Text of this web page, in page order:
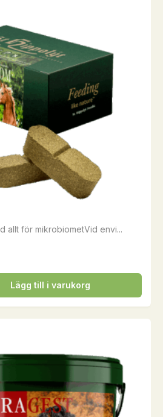
allt för mikrobiometVid envi...
Lägg till i varukorg